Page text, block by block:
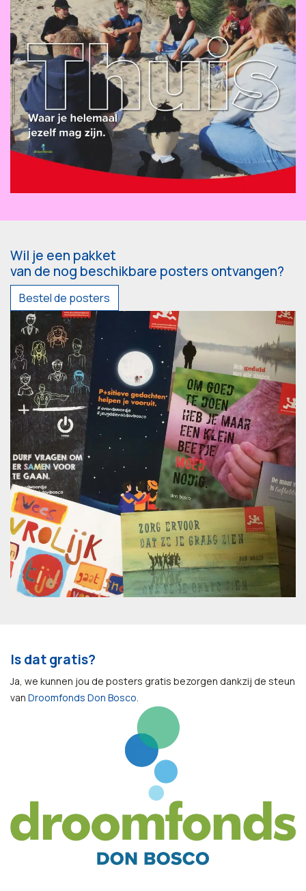
Wil je een pakket
van de nog beschikbare posters ontvangen?
Bestel de posters
Is dat gratis?
Ja, we kunnen jou de posters gratis bezorgen dankzij de steun
van Droomfonds Don Bosco.